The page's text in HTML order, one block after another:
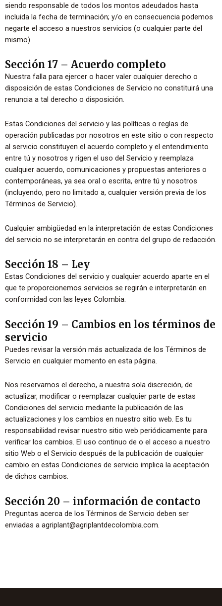
siendo responsable de todos los montos adeudados hasta
incluida la fecha de terminación; y/o en consecuencia podemos
negarte el acceso a nuestros servicios (o cualquier parte del
mismo).
Sección 17 – Acuerdo completo
Nuestra falla para ejercer o hacer valer cualquier derecho o
disposición de estas Condiciones de Servicio no constituirá una
renuncia a tal derecho o disposición.
Estas Condiciones del servicio y las políticas o reglas de
operación publicadas por nosotros en este sitio o con respecto
al servicio constituyen el acuerdo completo y el entendimiento
entre tú y nosotros y rigen el uso del Servicio y reemplaza
cualquier acuerdo, comunicaciones y propuestas anteriores o
contemporáneas, ya sea oral o escrita, entre tú y nosotros
(incluyendo, pero no limitado a, cualquier versión previa de los
Términos de Servicio).
Cualquier ambigüedad en la interpretación de estas Condiciones
del servicio no se interpretarán en contra del grupo de redacción.
Sección 18 – Ley
Estas Condiciones del servicio y cualquier acuerdo aparte en el
que te proporcionemos servicios se regirán e interpretarán en
conformidad con las leyes Colombia.
Sección 19 – Cambios en los términos de
servicio
Puedes revisar la versión más actualizada de los Términos de
Servicio en cualquier momento en esta página.
Nos reservamos el derecho, a nuestra sola discreción, de
actualizar, modificar o reemplazar cualquier parte de estas
Condiciones del servicio mediante la publicación de las
actualizaciones y los cambios en nuestro sitio web. Es tu
responsabilidad revisar nuestro sitio web periódicamente para
verificar los cambios. El uso continuo de o el acceso a nuestro
sitio Web o el Servicio después de la publicación de cualquier
cambio en estas Condiciones de servicio implica la aceptación
de dichos cambios.
Sección 20 – información de contacto
Preguntas acerca de los Términos de Servicio deben ser
enviadas a agriplant@agriplantdecolombia.com.